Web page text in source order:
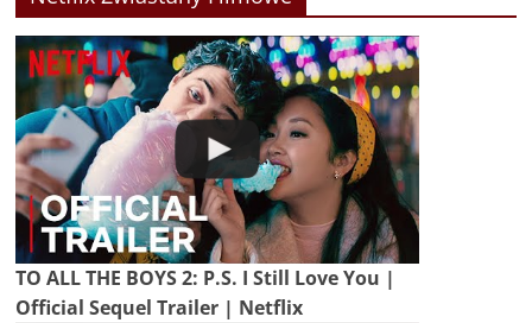
TO ALL THE BOYS 2: P.S. I Still Love You |
Official Sequel Trailer | Netflix